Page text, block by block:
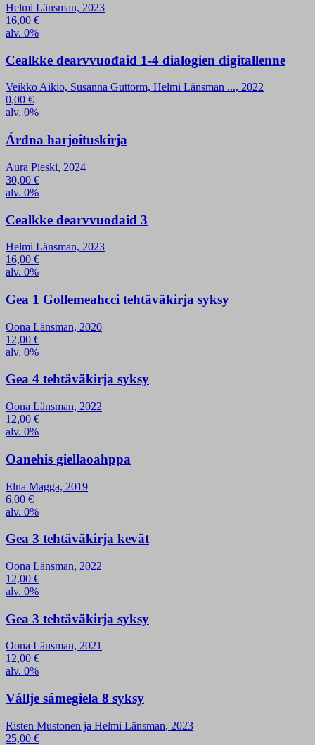
Helmi Länsman, 2023
16,00 €
alv. 0%
Cealkke dearvvuođaid 1-4 dialogien digitallenne
Veikko Aikio, Susanna Guttorm, Helmi Länsman ..., 2022
0,00 €
alv. 0%
Árdna harjoituskirja
Aura Pieski, 2024
30,00 €
alv. 0%
Cealkke dearvvuođaid 3
Helmi Länsman, 2023
16,00 €
alv. 0%
Gea 1 Gollemeahcci tehtäväkirja syksy
Oona Länsman, 2020
12,00 €
alv. 0%
Gea 4 tehtäväkirja syksy
Oona Länsman, 2022
12,00 €
alv. 0%
Oanehis giellaoahppa
Elna Magga, 2019
6,00 €
alv. 0%
Gea 3 tehtäväkirja kevät
Oona Länsman, 2022
12,00 €
alv. 0%
Gea 3 tehtäväkirja syksy
Oona Länsman, 2021
12,00 €
alv. 0%
Vállje sámegiela 8 syksy
Risten Mustonen ja Helmi Länsman, 2023
25,00 €